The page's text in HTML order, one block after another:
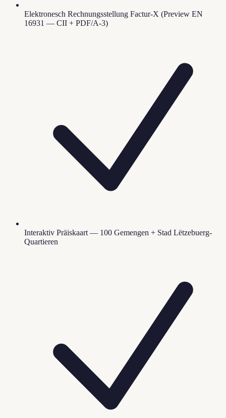
Elektronesch Rechnungsstellung Factur-X (Preview EN
16931 — CII + PDF/A-3)
Interaktiv Präiskaart — 100 Gemengen + Stad Lëtzebuerg-
Quartieren